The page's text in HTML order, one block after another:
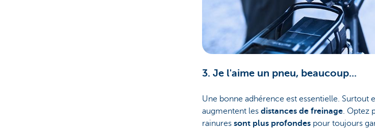
3. Je l'aime un pneu, beaucoup...
Une bonne adhérence est essentielle. Surtout
augmentent les distances de freinage. Optez
rainures sont plus profondespour toujours